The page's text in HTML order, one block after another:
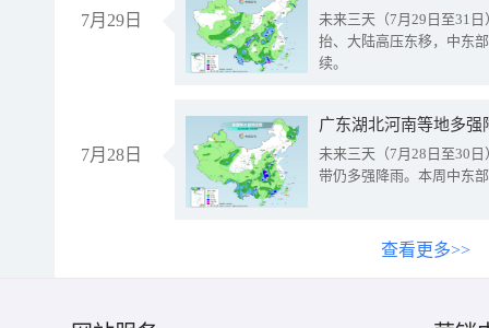
7月29日
未来三天（7月29日至31
抬、大陆高压东移，中东
续。
7月28日
广东湖北河南等地多
未来三天（7月28日至30
带仍多强降雨。本周中东
查看更多>>